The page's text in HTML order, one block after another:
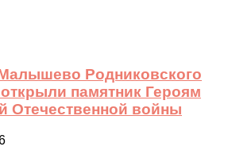
Родниковского
памятник Героям
Отечественной войны